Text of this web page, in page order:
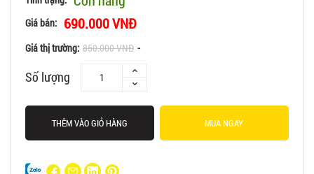
Giá bán: 690.000 VNĐ
Giá thị trường: 850.000 VNĐ -
Số lượng
THÊM VÀO GIỎ HÀNG MUA NGAY